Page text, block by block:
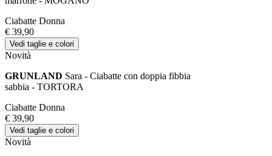
Ciabatte Donna
€ 39,90
Vedi taglie e colori
Novità
GRUNLAND Sara - Ciabatte con doppia fibbia
sabbia - TORTORA
Ciabatte Donna
€ 39,90
Vedi taglie e colori
Novità